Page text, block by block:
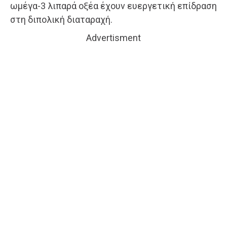
ωμέγα-3 λιπαρά οξέα έχουν ευεργετική επίδραση
στη διπολική διαταραχή.
Advertisment